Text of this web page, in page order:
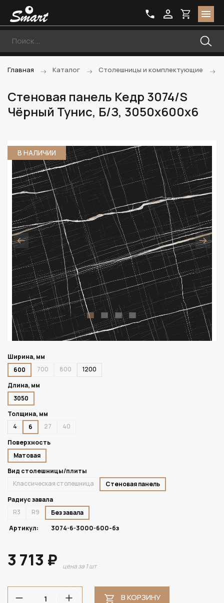
Главная Каталог Столешницы и комплектующие
Стеновая панель Кедр 3074/S
Чёрный Тунис, Б/З, 3050х600х6
В НАЛИЧИИ
Ширина, мм
600
700 800
1200
Длина, мм
3050
Толщина, мм
4
6 27
40
Поверхность
Матовая
Вид столешницы/плиты
Классическая столешница
Стеновая панель
Радиус завала
R3
R9
Без завала
Артикул:
3074-6-3000-600-бз
3 713 ₽ цена за 1 шт
В КОРЗИНУ